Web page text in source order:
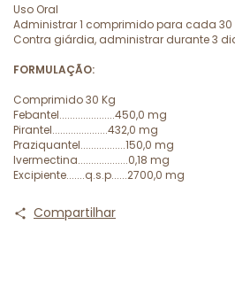
Uso Oral
Administrar 1 comprimido para cada 30
Contra giárdia, administrar durante 3
FORMULAÇÃO:
Comprimido 30 Kg
Febantel.....................450,0 mg
Pirantel.....................432,0 mg
Praziquantel.................150,0 mg
Ivermectina...................0,18 mg
Excipiente.......q.s.p......2700,0 mg
Compartilhar